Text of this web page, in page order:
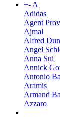
+-A
Adidas
Agent
Ajmal
Alfred
Angel
Anna Sui
Annick
Antonio
Aramis
Armand
Azzaro